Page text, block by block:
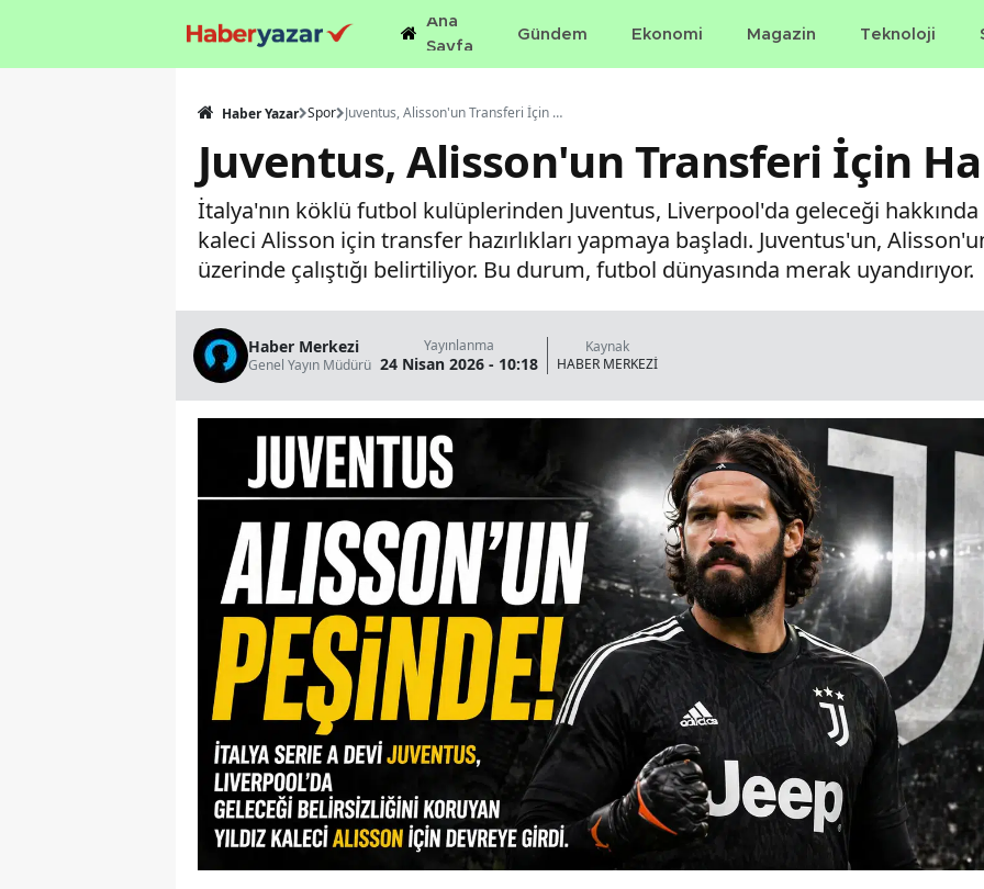
Ana
Sayfa
Gündem Ekonomi Magazin Teknoloji
Haber Yazar Spor Juventus, Alisson'un Transferi İçin Hamle Yapıyor!
Juventus, Alisson'un Transferi İçin
İtalya'nın köklü futbol kulüplerinden Juventus, Liverpool'da geleceği hakkında
kaleci Alisson için transfer hazırlıkları yapmaya başladı. Juventus'un,
üzerinde çalıştığı belirtiliyor. Bu durum, futbol dünyasında merak uyandırıyor.
Haber Merkezi
Genel Yayın Müdürü
Yayınlanma
24 Nisan 2026 - 10:18
Kaynak
HABER MERKEZİ